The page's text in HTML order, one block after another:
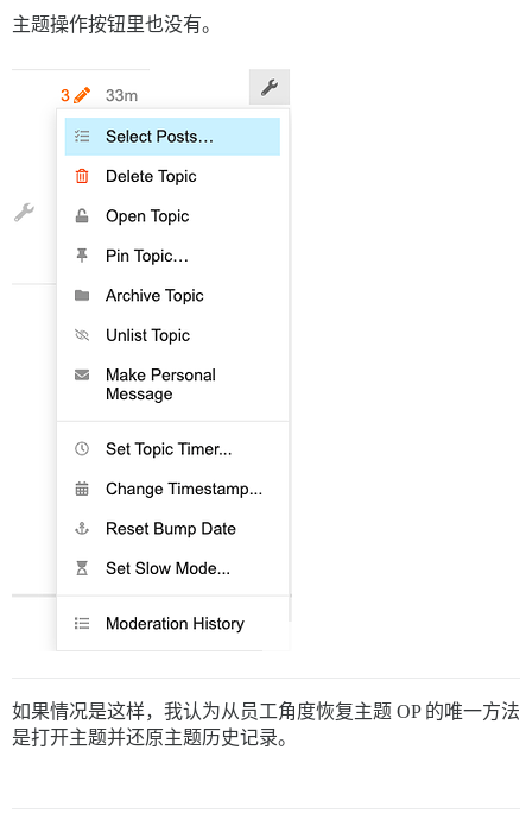
主题操作按钮里也没有。
如果情况是这样，我认为从员工角度恢复主题 OP 的唯一方法
是打开主题并还原主题历史记录。